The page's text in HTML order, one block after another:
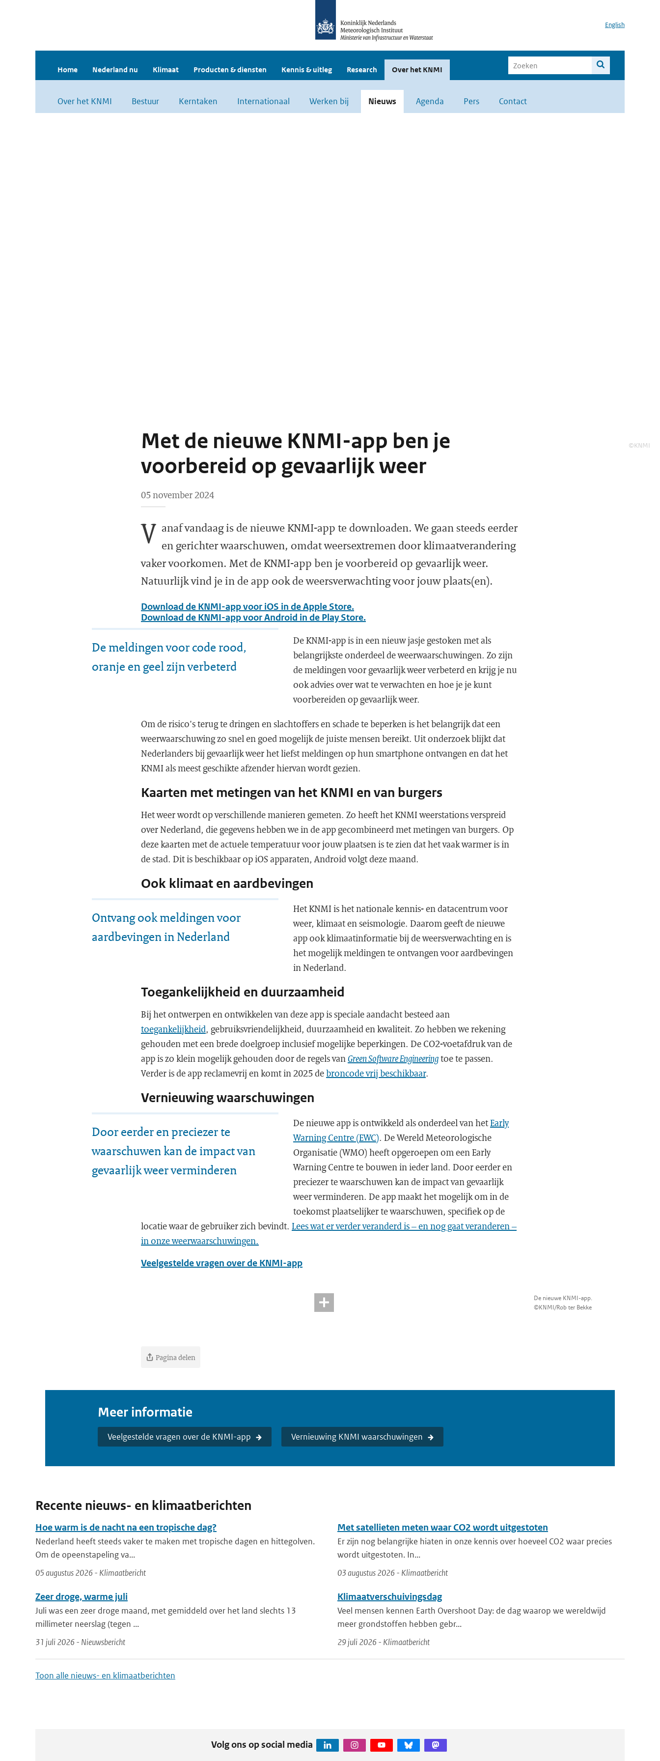
English
Home Nederland nu Klimaat Producten & diensten Kennis & uitleg Research Over het KNMI
Over het KNMI Bestuur Kerntaken Internationaal Werken bij Nieuws Agenda Pers Contact
©KNMI
Met de nieuwe KNMI-app ben je
voorbereid op gevaarlijk weer
05 november 2024
V anaf vandaag is de nieuwe KNMI-app te downloaden. We gaan steeds eerder
en gerichter waarschuwen, omdat weersextremen door klimaatverandering
vaker voorkomen. Met de KNMI-app ben je voorbereid op gevaarlijk weer.
Natuurlijk vind je in de app ook de weersverwachting voor jouw plaats(en).
Download de KNMI-app voor iOS in de Apple Store.
Download de KNMI-app voor Android in de Play Store.
De meldingen voor code rood,
oranje en geel zijn verbeterd
De KNMI-app is in een nieuw jasje gestoken met als
belangrijkste onderdeel de weerwaarschuwingen. Zo zijn
de meldingen voor gevaarlijk weer verbeterd en krijg je nu
ook advies over wat te verwachten en hoe je je kunt
voorbereiden op gevaarlijk weer.
Om de risico's terug te dringen en slachtoffers en schade te beperken is het belangrijk dat een
weerwaarschuwing zo snel en goed mogelijk de juiste mensen bereikt. Uit onderzoek blijkt dat
Nederlanders bij gevaarlijk weer het liefst meldingen op hun smartphone ontvangen en dat het
KNMI als meest geschikte afzender hiervan wordt gezien.
Kaarten met metingen van het KNMI en van burgers
Het weer wordt op verschillende manieren gemeten. Zo heeft het KNMI weerstations verspreid
over Nederland, die gegevens hebben we in de app gecombineerd met metingen van burgers. Op
deze kaarten met de actuele temperatuur voor jouw plaatsen is te zien dat het vaak warmer is in
de stad. Dit is beschikbaar op iOS apparaten, Android volgt deze maand.
Ook klimaat en aardbevingen
Ontvang ook meldingen voor
aardbevingen in Nederland
Het KNMI is het nationale kennis- en datacentrum voor
weer, klimaat en seismologie. Daarom geeft de nieuwe
app ook klimaatinformatie bij de weersverwachting en is
het mogelijk meldingen te ontvangen voor aardbevingen
in Nederland.
Toegankelijkheid en duurzaamheid
Bij het ontwerpen en ontwikkelen van deze app is speciale aandacht besteed aan
toegankelijkheid, gebruiksvriendelijkheid, duurzaamheid en kwaliteit. Zo hebben we rekening
gehouden met een brede doelgroep inclusief mogelijke beperkingen. De CO2-voetafdruk van de
app is zo klein mogelijk gehouden door de regels van Green Software Engineeringtoe te passen.
Verder is de app reclamevrij en komt in 2025 debroncode vrij beschikbaar.
Vernieuwing waarschuwingen
Door eerder en preciezer te
waarschuwen kan de impact van
gevaarlijk weer verminderen
De nieuwe app is ontwikkeld als onderdeel van hetEarly
Warning Centre (EWC). De Wereld Meteorologische
Organisatie (WMO) heeft opgeroepen om een Early
Warning Centre te bouwen in ieder land. Door eerder en
preciezer te waarschuwen kan de impact van gevaarlijk
weer verminderen. De app maakt het mogelijk om in de
toekomst plaatselijker te waarschuwen, specifiek op de
locatie waar de gebruiker zich bevindt. Lees wat er verder veranderd is – en nog gaat veranderen –
in onze weerwaarschuwingen.
Veelgestelde vragen over de KNMI-app
De nieuwe KNMI-app.
©KNMI/Rob ter Bekke
Pagina delen
Meer informatie
Veelgestelde vragen over de KNMI-app Vernieuwing KNMI waarschuwingen
Recente nieuws- en klimaatberichten
Hoe warm is de nacht na een tropische dag?
Nederland heeft steeds vaker te maken met tropische dagen en hittegolven.
Om de opeenstapeling va...
05 augustus 2026 - Klimaatbericht
Met satellieten meten waar CO2 wordt uitgestoten
Er zijn nog belangrijke hiaten in onze kennis over hoeveel CO2 waar precies
wordt uitgestoten. In...
03 augustus 2026 - Klimaatbericht
Zeer droge, warme juli
Juli was een zeer droge maand, met gemiddeld over het land slechts 13
millimeter neerslag (tegen ...
31 juli 2026 - Nieuwsbericht
Klimaatverschuivingsdag
Veel mensen kennen Earth Overshoot Day: de dag waarop we wereldwijd
meer grondstoffen hebben gebr...
29 juli 2026 - Klimaatbericht
Toon alle nieuws- en klimaatberichten
Volg ons op social media